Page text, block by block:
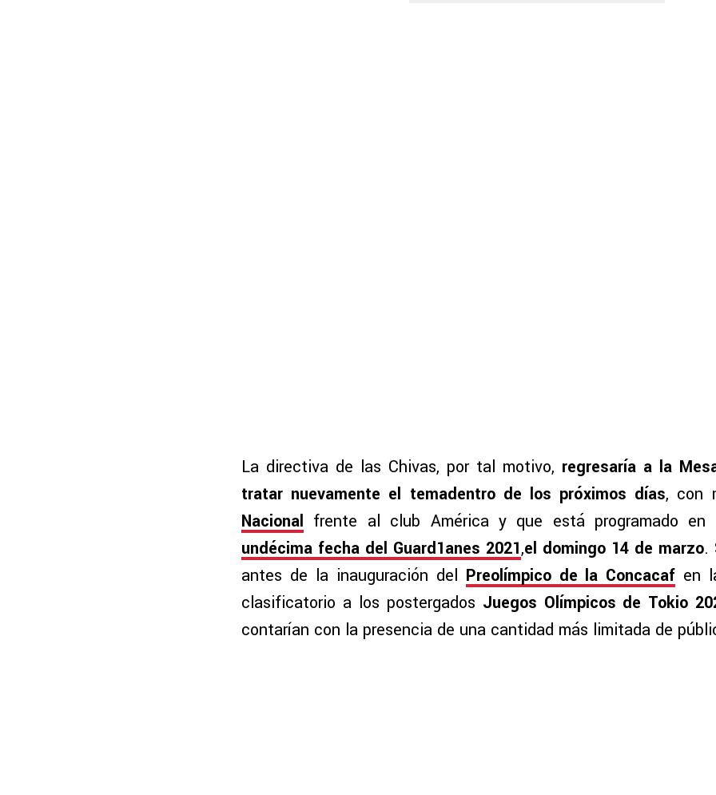
La directiva de las Chivas, por tal motivo, regresaría a la
tratar nuevamente el temadentro de los próximos días, con
Nacional frente al club América y que está programado en
undécima fecha del Guard1anes 2021,el domingo 14 de marzo.
antes de la inauguración del Preolímpico de la Concacaf en
clasificatorio a los postergados Juegos Olímpicos de Tokio
contarían con la presencia de una cantidad más limitada de